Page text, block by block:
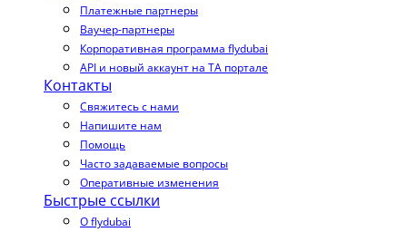
Платежные партнеры
Ваучер-партнеры
Корпоративная программа flydubai
API и новый аккаунт на TA портале
Контакты
Свяжитесь с нами
Напишите нам
Помощь
Часто задаваемые вопросы
Оперативные изменения
Быстрые ссылки
О flydubai